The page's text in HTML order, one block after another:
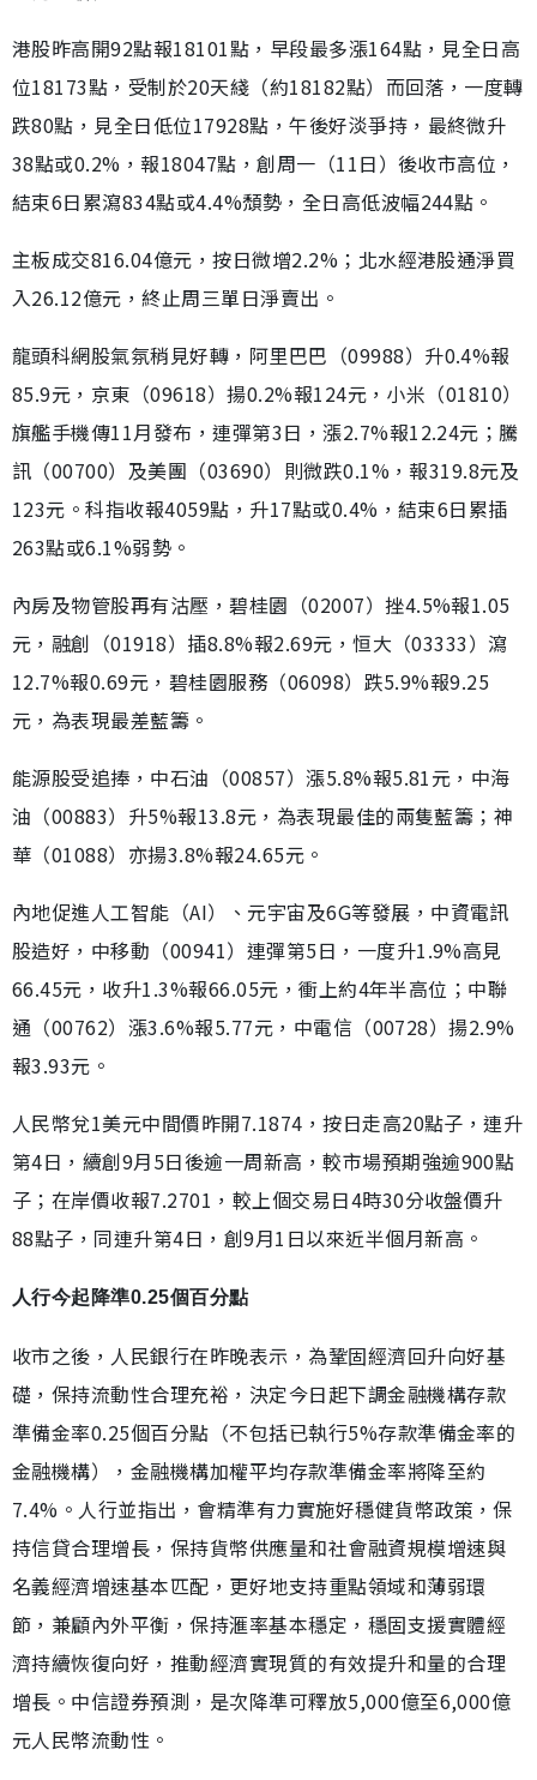
港股昨高開92點報18101點，早段最多漲164點，見全日高
位18173點，受制於20天綫（約18182點）而回落，一度轉
跌80點，見全日低位17928點，午後好淡爭持，最終微升
38點或0.2%，報18047點，創周一（11日）後收市高位，
結束6日累瀉834點或4.4%頹勢，全日高低波幅244點。
主板成交816.04億元，按日微增2.2%；北水經港股通淨買
入26.12億元，終止周三單日淨賣出。
龍頭科網股氣氛稍見好轉，阿里巴巴（09988）升0.4%報
85.9元，京東（09618）揚0.2%報124元，小米（01810）
旗艦手機傳11月發布，連彈第3日，漲2.7%報12.24元；騰
訊（00700）及美團（03690）則微跌0.1%，報319.8元及
123元。科指收報4059點，升17點或0.4%，結束6日累插
263點或6.1%弱勢。
內房及物管股再有沽壓，碧桂園（02007）挫4.5%報1.05
元，融創（01918）插8.8%報2.69元，恒大（03333）瀉
12.7%報0.69元，碧桂園服務（06098）跌5.9%報9.25
元，為表現最差藍籌。
能源股受追捧，中石油（00857）漲5.8%報5.81元，中海
油（00883）升5%報13.8元，為表現最佳的兩隻藍籌；神
華（01088）亦揚3.8%報24.65元。
內地促進人工智能（AI）、元宇宙及6G等發展，中資電訊
股造好，中移動（00941）連彈第5日，一度升1.9%高見
66.45元，收升1.3%報66.05元，衝上約4年半高位；中聯
通（00762）漲3.6%報5.77元，中電信（00728）揚2.9%
報3.93元。
人民幣兌1美元中間價昨開7.1874，按日走高20點子，連升
第4日，續創9月5日後逾一周新高，較市場預期強逾900點
子；在岸價收報7.2701，較上個交易日4時30分收盤價升
88點子，同連升第4日，創9月1日以來近半個月新高。
人行今起降準0.25個百分點
收市之後，人民銀行在昨晚表示，為鞏固經濟回升向好基
礎，保持流動性合理充裕，決定今日起下調金融機構存款
準備金率0.25個百分點（不包括已執行5%存款準備金率的
金融機構），金融機構加權平均存款準備金率將降至約
7.4%。人行並指出，會精準有力實施好穩健貨幣政策，保
持信貸合理增長，保持貨幣供應量和社會融資規模增速與
名義經濟增速基本匹配，更好地支持重點領域和薄弱環
節，兼顧內外平衡，保持滙率基本穩定，穩固支援實體經
濟持續恢復向好，推動經濟實現質的有效提升和量的合理
增長。中信證券預測，是次降準可釋放5,000億至6,000億
元人民幣流動性。